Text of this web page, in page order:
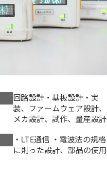
回路設計・基板設計・実
装、ファームウェア設計、
メカ設計、試作、量産設計
・LTE通信 ・電波法の規格
に則った設計、部品の使用